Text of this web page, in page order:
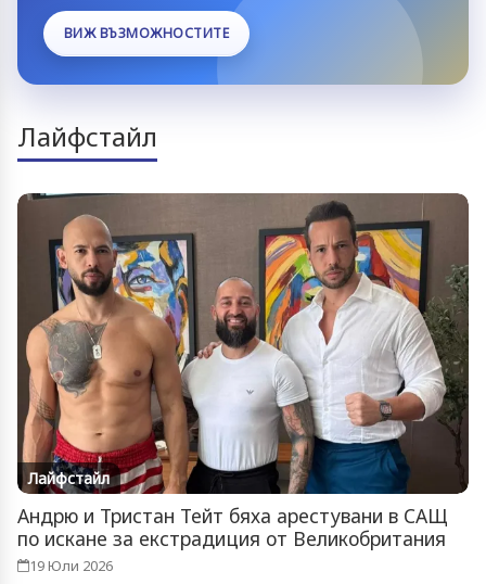
ВИЖ ВЪЗМОЖНОСТИТЕ
Лайфстайл
Лайфстайл
Андрю и Тристан Тейт бяха арестувани в САЩ
по искане за екстрадиция от Великобритания
19 Юли 2026